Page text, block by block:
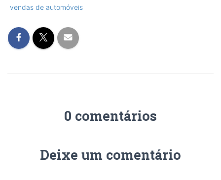
vendas de automóveis
0 comentários
Deixe um comentário